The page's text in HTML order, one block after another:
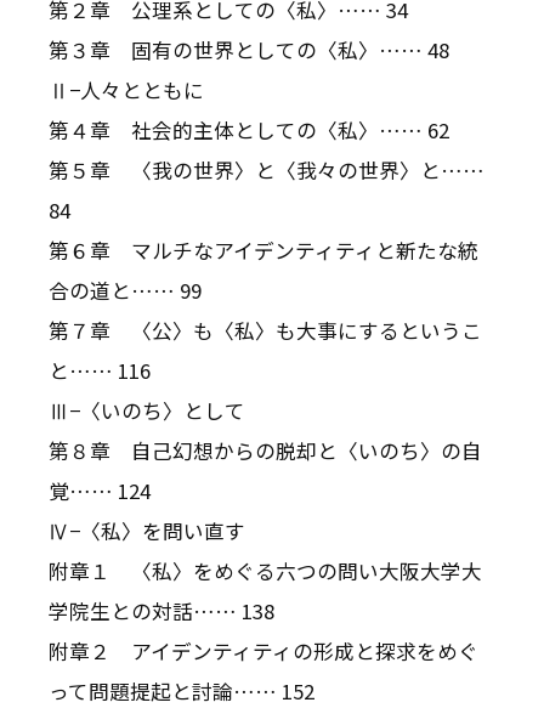
第２章 公理系としての〈私〉…… 34
第３章 固有の世界としての〈私〉…… 48
Ⅱ−人々とともに
第４章 社会的主体としての〈私〉…… 62
第５章 〈我の世界〉と〈我々の世界〉と……
84
第６章 マルチなアイデンティティと新たな統
合の道と…… 99
第７章 〈公〉も〈私〉も大事にするというこ
と…… 116
Ⅲ−〈いのち〉として
第８章 自己幻想からの脱却と〈いのち〉の自
覚…… 124
Ⅳ−〈私〉を問い直す
附章１ 〈私〉をめぐる六つの問い――大阪大学大
学院生との対話…… 138
附章２ アイデンティティの形成と探求をめぐ
って――問題提起と討論…… 152